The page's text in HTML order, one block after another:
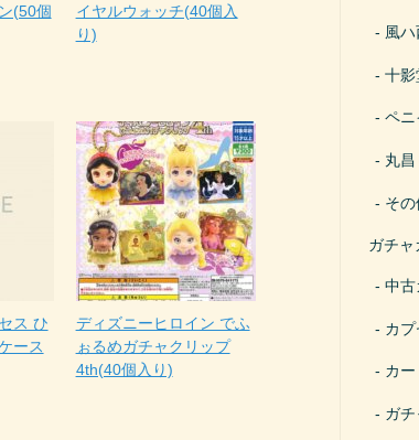
(50個
イヤルウォッチ(40個入
り)
ス ひ
ース
ディズニーヒロイン でふ
ぉるめガチャクリップ
4th(40個入り)
風ハ
十影
ペニ
丸昌
その
ガチャ
中古
カ
カ
ガ